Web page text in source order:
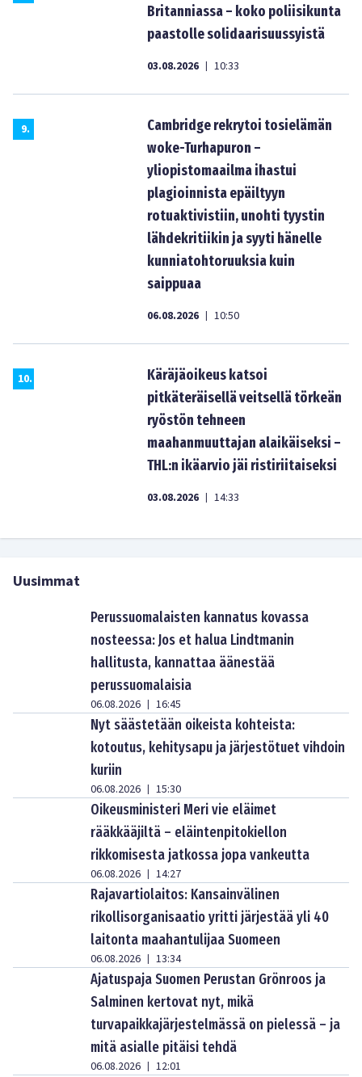
Britanniassa – koko poliisikunta
paastolle solidaarisuussyistä
03.08.2026 | 10:33
9.
Cambridge rekrytoi tosielämän
woke-Turhapuron –
yliopistomaailma ihastui
plagioinnista epäiltyyn
rotuaktivistiin, unohti tyystin
lähdekritiikin ja syyti hänelle
kunniatohtoruuksia kuin
saippuaa
06.08.2026 | 10:50
10.
Käräjäoikeus katsoi
pitkäteräisellä veitsellä törkeän
ryöstön tehneen
maahanmuuttajan alaikäiseksi –
THL:n ikäarvio jäi ristiriitaiseksi
03.08.2026 | 14:33
Uusimmat
Perussuomalaisten kannatus kovassa
nosteessa: Jos et halua Lindtmanin
hallitusta, kannattaa äänestää
perussuomalaisia
06.08.2026 | 16:45
Nyt säästetään oikeista kohteista:
kotoutus, kehitysapu ja järjestötuet vihdoin
kuriin
06.08.2026 | 15:30
Oikeusministeri Meri vie eläimet
rääkkääjiltä – eläintenpitokiellon
rikkomisesta jatkossa jopa vankeutta
06.08.2026 | 14:27
Rajavartiolaitos: Kansainvälinen
rikollisorganisaatio yritti järjestää yli 40
laitonta maahantulijaa Suomeen
06.08.2026 | 13:34
Ajatuspaja Suomen Perustan Grönroos ja
Salminen kertovat nyt, mikä
turvapaikkajärjestelmässä on pielessä – ja
mitä asialle pitäisi tehdä
06.08.2026 | 12:01